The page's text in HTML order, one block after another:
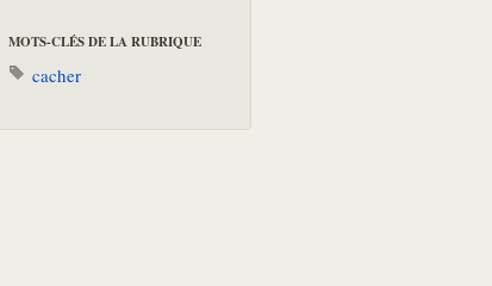
MOTS-CLÉS DE LA RUBRIQUE
cacher